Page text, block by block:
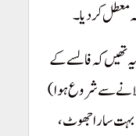
معطل کردیا۔
تھیں کہ فالسے کے
سے شروع ہوا)
بہت سارا جھوٹ،